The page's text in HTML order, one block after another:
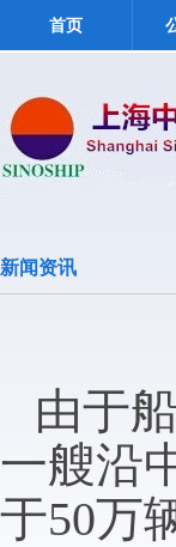
首页
新闻资讯
由于
一艘沿
于50万